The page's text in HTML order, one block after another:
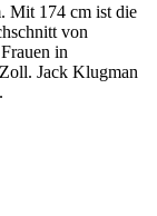
Mit 174 cm ist die
von
in
Jack Klugman